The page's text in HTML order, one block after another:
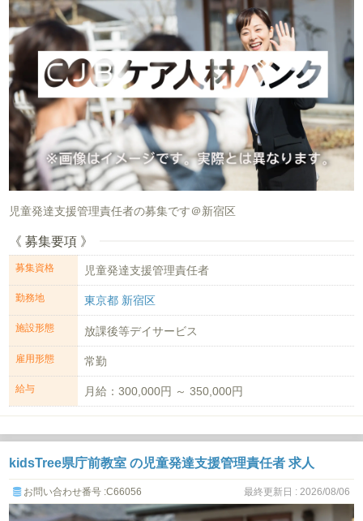
児童発達支援管理責任者の募集です＠新宿区
《 募集要項 》
募集資格 児童発達支援管理責任者
勤務地 東京都 新宿区
施設形態 放課後等デイサービス
雇用形態 常勤
給与 月給：300,000円 ～ 350,000円
kidsTree県庁前教室 の児童発達支援管理責任者 求人
お問い合わせ番号 :C66056 最終更新日 : 2026/08/06